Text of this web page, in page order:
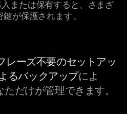
または保有すると、さまざ
が保護されます。
レーズ不要のセットアッ
るバックアップによ
だけが管理できます。